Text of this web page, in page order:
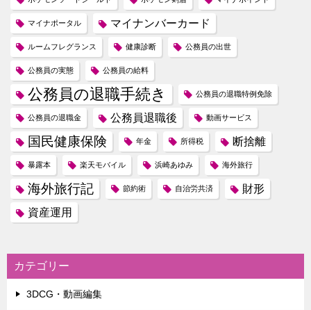
マイナポータル マイナンバーカード
ルームフレグランス 健康診断 公務員の出世
公務員の実態 公務員の給料
公務員の退職手続き 公務員の退職特例免除
公務員の退職金 公務員退職後 動画サービス
国民健康保険 年金 所得税 断捨離
暴露本 楽天モバイル 浜崎あゆみ 海外旅行
海外旅行記 節約術 自治労共済
財形
資産運用
カテゴリー
3DCG・動画編集